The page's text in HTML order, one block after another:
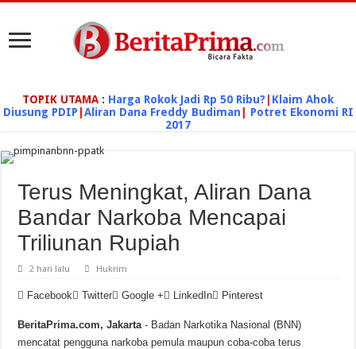
TOPIK UTAMA : Harga Rokok Jadi Rp 50 Ribu?
Klaim Ahok
Diusung PDIP Aliran Dana Freddy Budiman
Potret Ekonomi RI
2017
Terus Meningkat, Aliran Dana
Bandar Narkoba Mencapai
Triliunan Rupiah
2 hari lalu Hukrim
Facebook Twitter Google + LinkedIn Pinterest
BeritaPrima.com, Jakarta - Badan Narkotika Nasional (BNN)
mencatat pengguna narkoba pemula maupun coba-coba terus